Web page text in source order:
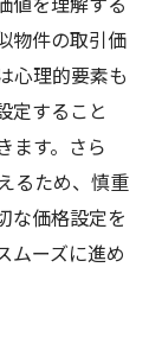
物件の取引価
心理的要素も
定すること
ます。さら
るため、慎重
な価格設定を
ムーズに進め